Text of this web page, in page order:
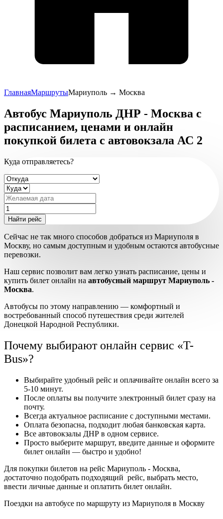
ГлавнаяМаршрутыМариуполь → Москва
Автобус Мариуполь ДНР - Москва с
расписанием, ценами и онлайн
покупкой билета с автовокзала АС 2
Куда отправляетесь?
Сейчас не так много способов добраться из Мариуполя в
Москву, но самым доступным и удобным остаются автобусные
перевозки.
Наш сервис позволит вам легко узнать расписание, цены и
купить билет онлайн на автобусный маршрут Мариуполь -
Москва.
Автобусы по этому направлению — комфортный и
востребованный способ путешествия среди жителей
Донецкой Народной Республики.
Почему выбирают онлайн сервис «T-
Bus»?
Выбирайте удобный рейс и оплачивайте онлайн всего за
5-10 минут.
После оплаты вы получите электронный билет сразу на
почту.
Всегда актуальное расписание с доступными местами.
Оплата безопасна, подходит любая банковская карта.
Все автовокзалы ДНР в одном сервисе.
Просто выберите маршрут, введите данные и оформите
билет онлайн — быстро и удобно!
Для покупки билетов на рейс Мариуполь - Москва,
достаточно подобрать подходящий рейс, выбрать место,
ввести личные данные и оплатить билет онлайн.
Поездки на автобусе по маршруту из Мариуполя в Москву